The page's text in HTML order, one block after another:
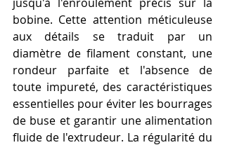
bobine. Cette attention méticuleuse
aux détails se traduit par un
diamètre de filament constant, une
rondeur parfaite et l'absence de
toute impureté, des caractéristiques
essentielles pour éviter les bourrages
de buse et garantir une alimentation